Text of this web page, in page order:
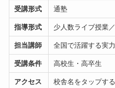
受講形式 通塾
指導形式 少人数ライブ授業
担当講師 全国で活躍する実
受講条件 高校生・高卒生
アクセス
校舎名をタップす